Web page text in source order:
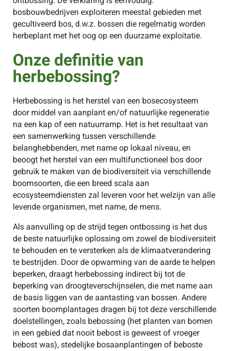
bosbouwbedrijven exploiteren meestal gebieden met
gecultiveerd bos, d.w.z. bossen die regelmatig worden
herbeplant met het oog op een duurzame exploitatie.
Onze definitie van
herbebossing?
Herbebossing is het herstel van een bosecosysteem
door middel van aanplant en/of natuurlijke regeneratie
na een kap of een natuurramp. Het is het resultaat van
een samenwerking tussen verschillende
belanghebbenden, met name op lokaal niveau, en
beoogt het herstel van een multifunctioneel bos door
gebruik te maken van de biodiversiteit via verschillende
boomsoorten, die een breed scala aan
ecosysteemdiensten zal leveren voor het welzijn van alle
levende organismen, met name, de mens.
Als aanvulling op de strijd tegen ontbossing is het dus
de beste natuurlijke oplossing om zowel de biodiversiteit
te behouden en te versterken als de klimaatverandering
te bestrijden. Door de opwarming van de aarde te helpen
beperken, draagt herbebossing indirect bij tot de
beperking van droogteverschijnselen, die met name aan
de basis liggen van de aantasting van bossen. Andere
soorten boomplantages dragen bij tot deze verschillende
doelstellingen, zoals bebossing (het planten van bomen
in een gebied dat nooit bebost is geweest of vroeger
bebost was), stedelijke bosaanplantingen of beboste